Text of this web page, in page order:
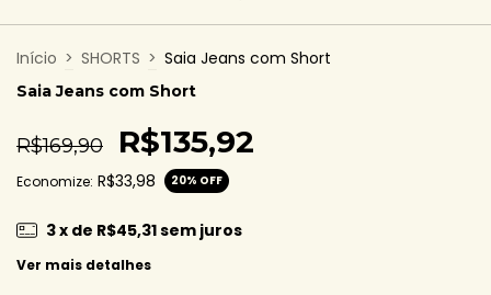
Início > SHORTS > Saia Jeans com Short
Saia Jeans com Short
R$169,90 R$135,92
Economize: R$33,98 20% OFF
3x de R$45,31sem juros
Ver mais detalhes